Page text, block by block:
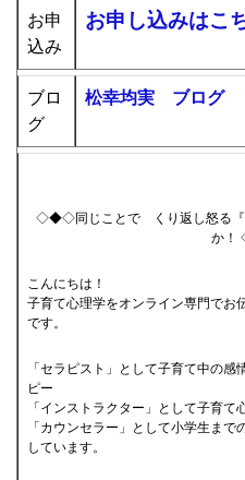
お申
込み
お申し込みはこ
ブロ
グ
松幸均実 ブログ
◇◆◇同じことで くり返し怒る『
か
こんにちは！
子育て心理学をオンライン専門でお
です。
「セラピスト」として子育て中の
ピー
「インストラクター」として子育て
「カウンセラー」として小学生ま
しています。